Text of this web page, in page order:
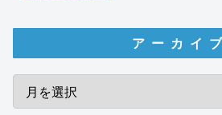
アーカイブ